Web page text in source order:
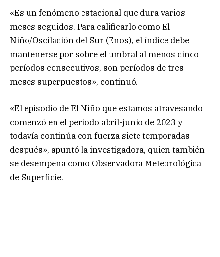
«Es un fenómeno estacional que dura varios
meses seguidos. Para calificarlo como El
Niño/Oscilación del Sur (Enos), el índice debe
mantenerse por sobre el umbral al menos cinco
períodos consecutivos, son períodos de tres
meses superpuestos», continuó.
«El episodio de El Niño que estamos atravesando
comenzó en el periodo abril-junio de 2023 y
todavía continúa con fuerza siete temporadas
después», apuntó la investigadora, quien también
se desempeña como Observadora Meteorológica
de Superficie.